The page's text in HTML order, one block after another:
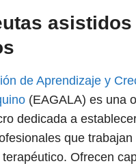
de Aprendizaje y
(EAGALA) es una
dedicada a
que
Ofrecen